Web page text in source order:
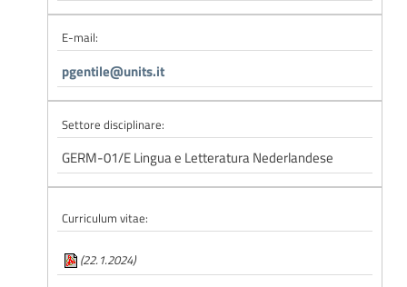
E-mail:
pgentile@units.it
Settore disciplinare:
GERM-01/E Lingua e Letteratura Nederlandese
Curriculum vitae:
(22.1.2024)